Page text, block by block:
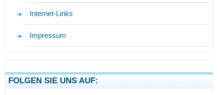
Internet-Links
Impressum
FOLGEN SIE UNS AUF: